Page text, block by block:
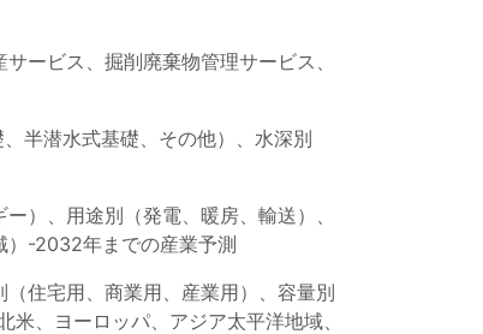
ービス、掘削廃棄物管理サービス、
半潜水式基礎、その他）、水深別
）、用途別（発電、暖房、輸送）、
）-2032年までの産業予測
住宅用、商業用、産業用）、容量別
、ヨーロッパ、アジア太平洋地域、